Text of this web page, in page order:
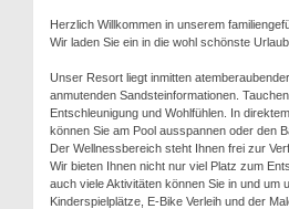
Herzlich Willkommen in unserem
Wir laden Sie ein in die wohl schönste
Unser Resort liegt inmitten
anmutenden Sandsteinformationen.
Entschleunigung und Wohlfühlen. In
können Sie am Pool ausspannen oder den
Der Wellnessbereich steht Ihnen frei zur
Wir bieten Ihnen nicht nur viel Platz zum
auch viele Aktivitäten können Sie in und um
Kinderspielplätze, E-Bike Verleih und der